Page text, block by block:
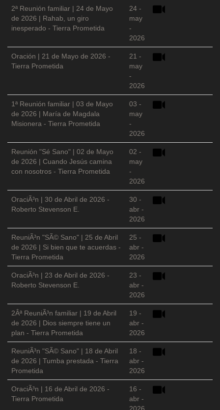
2ª Reunión familiar | 24 de Mayo
de 2026 | Rahab, un giro
inesperado - Tierra Prometida
24 -
may
-
2026
Oración | 21 de Mayo de 2026 -
Tierra Prometida
21 -
may
-
2026
1ª Reunión familiar | 03 de Mayo
de 2026 | María de Magdala
Misionera - Tierra Prometida
03 -
may
-
2026
Reunión "Sé Sano" | 02 de Mayo
de 2026 | Cuando Jesús camina
con nosotros - Tierra Prometida
02 -
may
-
2026
OraciÃ³n | 30 de Abril de 2026 -
Roberto Stevenson E.
30 -
abr -
2026
ReuniÃ³n "SÃ© Sano" | 25 de Abril
de 2026 | Si bien que te acuerdas -
Tierra Prometida
25 -
abr -
2026
OraciÃ³n | 23 de Abril de 2026 -
Roberto Stevenson E.
23 -
abr -
2026
2Âª ReuniÃ³n familiar | 19 de Abril
de 2026 | Dios siempre tiene un
plan - Tierra Prometida
19 -
abr -
2026
ReuniÃ³n "SÃ© Sano" | 18 de Abril
de 2026 | Tumba prestada - Tierra
Prometida
18 -
abr -
2026
OraciÃ³n | 16 de Abril de 2026 -
Tierra Prometida
16 -
abr -